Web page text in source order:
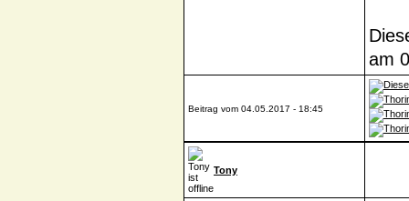
am
Beitrag vom 04.05.2017 - 18:45
Tony